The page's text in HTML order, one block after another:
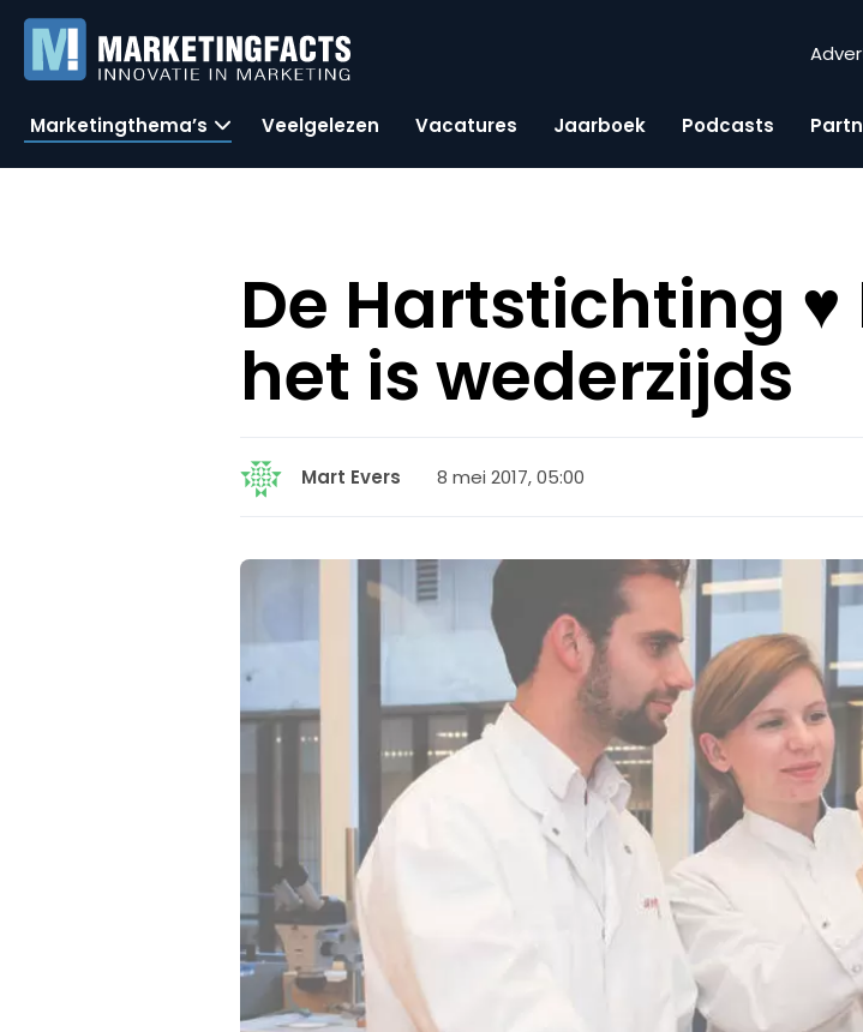
Marketingthema’s Veelgelezen Vacatures Jaarboek Podcasts
De Hartstichting ♥
het is wederzijds
Mart Evers 8 mei 2017, 05:00